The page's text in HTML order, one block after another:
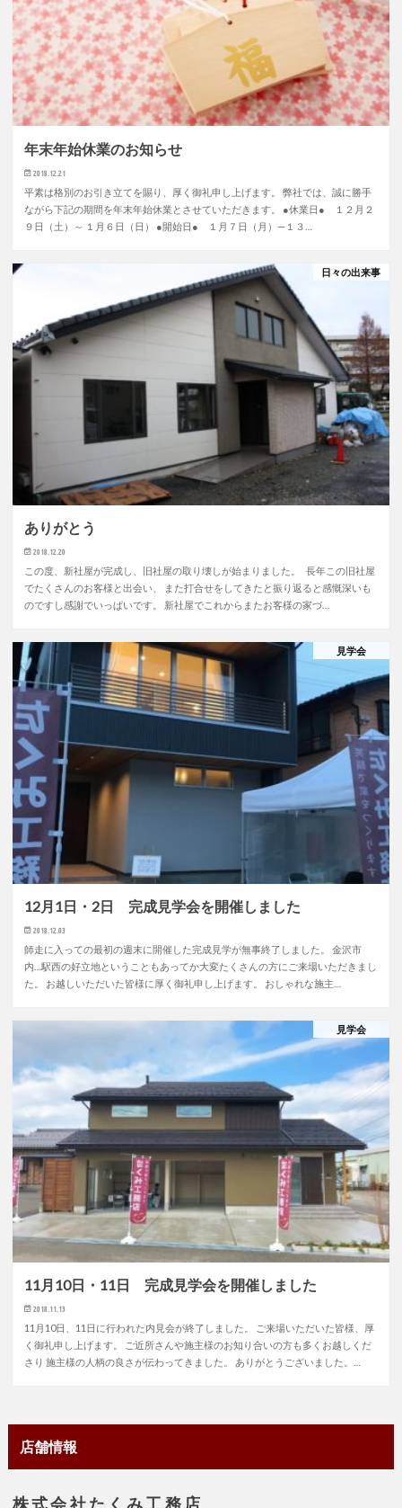
年末年始休業のお知らせ
2018.12.21
平素は格別のお引き立てを賜り、厚く御礼申し上げます。 弊社では、誠に勝手
ながら下記の期間を年末年始休業とさせていただきます。 ●休業日● １２月２
９日（土）～ １月６日（日） ●開始日● １月７日（月）—１３…
日々の出来事
ありがとう
2018.12.20
この度、新社屋が完成し、旧社屋の取り壊しが始まりました。 長年この旧社屋
でたくさんのお客様と出会い、 また打合せをしてきたと振り返ると感慨深いも
のですし感謝でいっぱいです。 新社屋でこれからまたお客様の家づ…
見学会
12月1日・2日 完成見学会を開催しました
2018.12.03
師走に入っての最初の週末に開催した完成見学が無事終了しました。 金沢市
内…駅西の好立地ということもあってか大変たくさんの方にご来場いただきまし
た。 お越しいただいた皆様に厚く御礼申し上げます。 おしゃれな施主…
見学会
11月10日・11日 完成見学会を開催しました
2018.11.13
11月10日、11日に行われた内見会が終了しました。 ご来場いただいた皆様、厚
く御礼申し上げます。 ご近所さんや施主様のお知り合いの方も多くお越しくだ
さり 施主様の人柄の良さが伝わってきました。 ありがとうございました。…
店舗情報
株式会社たくみ工務店